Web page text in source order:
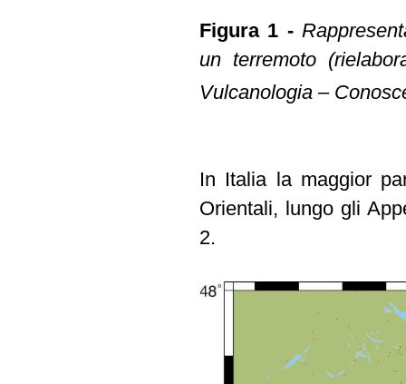
Figura 1 -
un terremoto
Vulcanologia –
In Italia la maggior
Orientali, lungo gli
2.